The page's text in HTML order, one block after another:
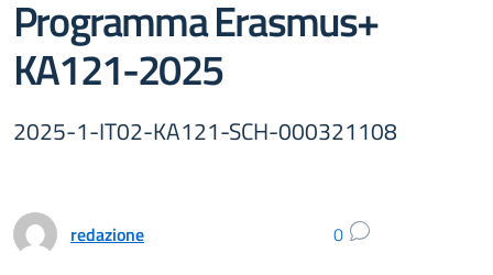
Programma Erasmus+
KA121-2025
2025-1-IT02-KA121-SCH-000321108
redazione 0